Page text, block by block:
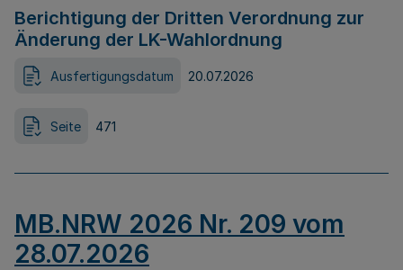
Berichtigung der Dritten Verordnung zur
Änderung der LK-Wahlordnung
Ausfertigungsdatum 20.07.2026
Seite 471
MB.NRW 2026 Nr. 209 vom
28.07.2026